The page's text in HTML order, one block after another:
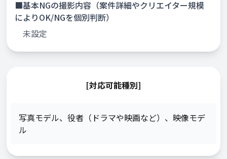
■基本NGの撮影内容（案件詳細やクリエイター規模
によりOK/NGを個別判断）
未設定
[対応可能種別]
写真モデル、役者（ドラマや映画など） 、 映像モデ
ル